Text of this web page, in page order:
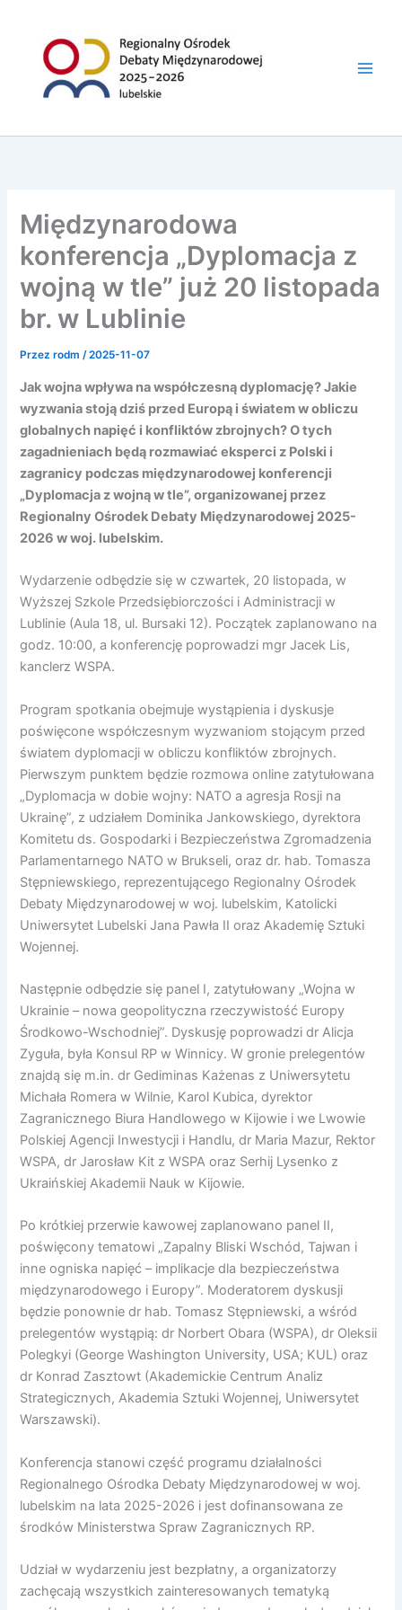
Międzynarodowa
konferencja „Dyplomacja z
wojną w tle” już 20 listopada
br. w Lublinie
Przezrodm/2025-11-07
Jak wojna wpływa na współczesną dyplomację? Jakie
wyzwania stoją dziś przed Europą i światem w obliczu
globalnych napięć i konfliktów zbrojnych? O tych
zagadnieniach będą rozmawiać eksperci z Polski i
zagranicy podczas międzynarodowej konferencji
„Dyplomacja z wojną w tle”, organizowanej przez
Regionalny Ośrodek Debaty Międzynarodowej 2025-
2026 w woj. lubelskim.
Wydarzenie odbędzie się w czwartek, 20 listopada, w
Wyższej Szkole Przedsiębiorczości i Administracji w
Lublinie (Aula 18, ul. Bursaki 12). Początek zaplanowano na
godz. 10:00, a konferencję poprowadzi mgr Jacek Lis,
kanclerz WSPA.
Program spotkania obejmuje wystąpienia i dyskusje
poświęcone współczesnym wyzwaniom stojącym przed
światem dyplomacji w obliczu konfliktów zbrojnych.
Pierwszym punktem będzie rozmowa online zatytułowana
„Dyplomacja w dobie wojny: NATO a agresja Rosji na
Ukrainę”, z udziałem Dominika Jankowskiego, dyrektora
Komitetu ds. Gospodarki i Bezpieczeństwa Zgromadzenia
Parlamentarnego NATO w Brukseli, oraz dr. hab. Tomasza
Stępniewskiego, reprezentującego Regionalny Ośrodek
Debaty Międzynarodowej w woj. lubelskim, Katolicki
Uniwersytet Lubelski Jana Pawła II oraz Akademię Sztuki
Wojennej.
Następnie odbędzie się panel I, zatytułowany „Wojna w
Ukrainie – nowa geopolityczna rzeczywistość Europy
Środkowo-Wschodniej”. Dyskusję poprowadzi dr Alicja
Zyguła, była Konsul RP w Winnicy. W gronie prelegentów
znajdą się m.in. dr Gediminas Każenas z Uniwersytetu
Michała Romera w Wilnie, Karol Kubica, dyrektor
Zagranicznego Biura Handlowego w Kijowie i we Lwowie
Polskiej Agencji Inwestycji i Handlu, dr Maria Mazur, Rektor
WSPA, dr Jarosław Kit z WSPA oraz Serhij Lysenko z
Ukraińskiej Akademii Nauk w Kijowie.
Po krótkiej przerwie kawowej zaplanowano panel II,
poświęcony tematowi „Zapalny Bliski Wschód, Tajwan i
inne ogniska napięć – implikacje dla bezpieczeństwa
międzynarodowego i Europy”. Moderatorem dyskusji
będzie ponownie dr hab. Tomasz Stępniewski, a wśród
prelegentów wystąpią: dr Norbert Obara (WSPA), dr Oleksii
Polegkyi (George Washington University, USA; KUL) oraz
dr Konrad Zasztowt (Akademickie Centrum Analiz
Strategicznych, Akademia Sztuki Wojennej, Uniwersytet
Warszawski).
Konferencja stanowi część programu działalności
Regionalnego Ośrodka Debaty Międzynarodowej w woj.
lubelskim na lata 2025-2026 i jest dofinansowana ze
środków Ministerstwa Spraw Zagranicznych RP.
Udział w wydarzeniu jest bezpłatny, a organizatorzy
zachęcają wszystkich zainteresowanych tematyką